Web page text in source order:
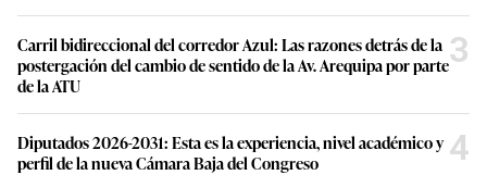
Carril bidireccional del corredor Azul: Las razones detrás de la
postergación del cambio de sentido de la Av. Arequipa por parte
de la ATU
3
Diputados 2026-2031: Esta es la experiencia, nivel académico y
perfil de la nueva Cámara Baja del Congreso
4